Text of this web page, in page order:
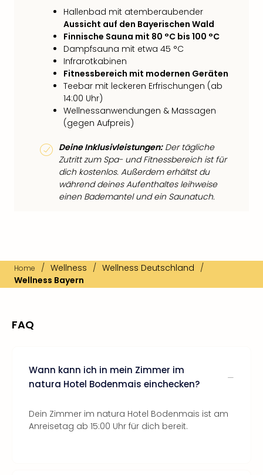
Hallenbad mit atemberaubender
Aussicht auf den Bayerischen Wald
Finnische Sauna mit 80 °C bis 100 °C
Dampfsauna mit etwa 45 °C
Infrarotkabinen
Fitnessbereich mit modernen Geräten
Teebar mit leckeren Erfrischungen (ab
14:00 Uhr)
Wellnessanwendungen & Massagen
(gegen Aufpreis)
Deine Inklusivleistungen:Der tägliche
Zutritt zum Spa- und Fitnessbereich ist für
dich kostenlos. Außerdem erhältst du
während deines Aufenthaltes leihweise
einen Bademantel und ein Saunatuch.
Home / Wellness / Wellness Deutschland /
Wellness Bayern
FAQ
Wann kann ich in mein Zimmer im
natura Hotel Bodenmais einchecken?
Dein Zimmer im natura Hotel Bodenmais ist am
Anreisetag ab 15:00 Uhr für dich bereit.